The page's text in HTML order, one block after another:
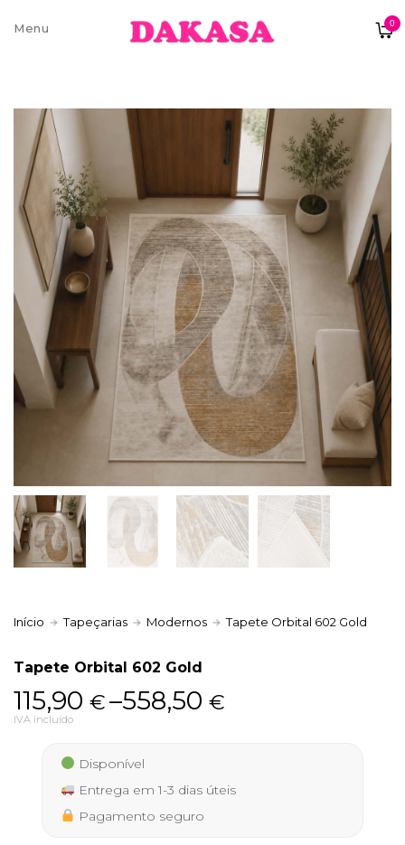
0
Sobre nós
Contatos e moradas
Pagamentos e Envios
Trocas e Devoluções
Termos e condições
Política de Privacidade
Início Tapeçarias Modernos Tapete Orbital 602 Gold
Tapete Orbital 602 Gold
115,90 €–558,50€
Price
range:
115,90 €
through
558,50 €
IVA incluído
Disponível
Entrega em 1-3 dias úteis
Pagamento seguro